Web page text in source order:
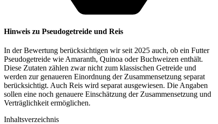
Hinweis zu Pseudogetreide und Reis
In der Bewertung berücksichtigen wir seit 2025 auch, ob ein Futter
Pseudogetreide wie Amaranth, Quinoa oder Buchweizen enthält.
Diese Zutaten zählen zwar nicht zum klassischen Getreide und
werden zur genaueren Einordnung der Zusammensetzung separat
berücksichtigt. Auch Reis wird separat ausgewiesen. Die Angaben
sollen eine noch genauere Einschätzung der Zusammensetzung und
Verträglichkeit ermöglichen.
Inhaltsverzeichnis​